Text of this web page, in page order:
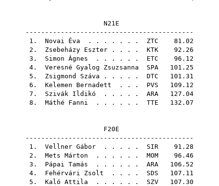
N21E
-------------------------------------------
1. Novai Éva . . . . . . . ZTC 81.02
2. Zsebeházy Eszter . . . . KTK 92.26
3. Simon Ágnes . . . . . . ETC 96.12
4. Veresné Gyalog Zsuzsanna SPA 101.25
5. Zsigmond Száva . . . . . DTC 101.31
6. Kelemen Bernadett . . . PVS 109.12
7. Szivák Ildikó . . . . . ARA 127.04
8. Máthé Fanni . . . . . . TTE 132.07
F20E
-------------------------------------------
1. Vellner Gábor . . . . . SIR 91.28
2. Mets Márton . . . . . . MOM 96.46
3. Pápai Tamás . . . . . . ARA 106.52
4. Fehérvári Zsolt . . . . SDS 107.11
5. Kaló Attila . . . . . . SZV 107.30